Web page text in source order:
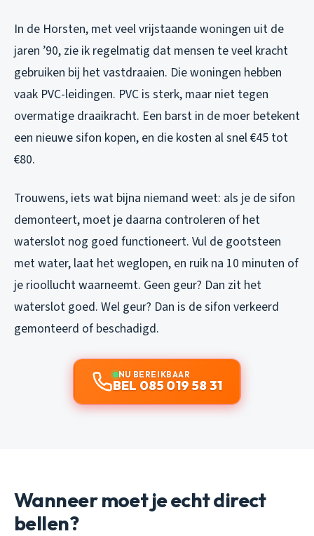
In de Horsten, met veel vrijstaande woningen uit de
jaren ’90, zie ik regelmatig dat mensen te veel kracht
gebruiken bij het vastdraaien. Die woningen hebben
vaak PVC-leidingen. PVC is sterk, maar niet tegen
overmatige draaikracht. Een barst in de moer betekent
een nieuwe sifon kopen, en die kosten al snel €45 tot
€80.
Trouwens, iets wat bijna niemand weet: als je de sifon
demonteert, moet je daarna controleren of het
waterslot nog goed functioneert. Vul de gootsteen
met water, laat het weglopen, en ruik na 10 minuten of
je rioollucht waarneemt. Geen geur? Dan zit het
waterslot goed. Wel geur? Dan is de sifon verkeerd
gemonteerd of beschadigd.
NU BEREIKBAAR
BEL 085 019 58 31
Wanneer moet je echt direct
bellen?